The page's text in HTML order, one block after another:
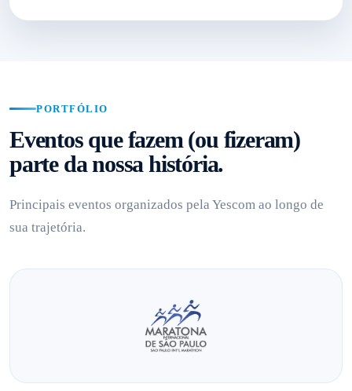
PORTFÓLIO
Eventos que fazem (ou fizeram)
parte da nossa história.
Principais eventos organizados pela Yescom ao longo de
sua trajetória.